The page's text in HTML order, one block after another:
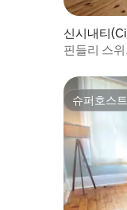
신시내티
미니엄
핀들리 스
슈퍼호스트
슈퍼호스트